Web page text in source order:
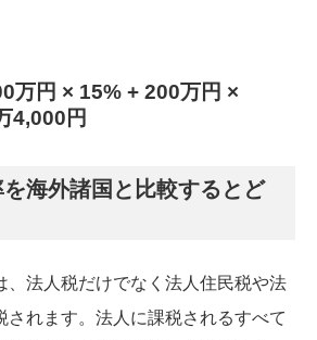
万円 × 15% + 200万円 ×
4,000円
海外諸国と比較するとど
、法人税だけでなく法人住民税や法
されます。法人に課税されるすべて